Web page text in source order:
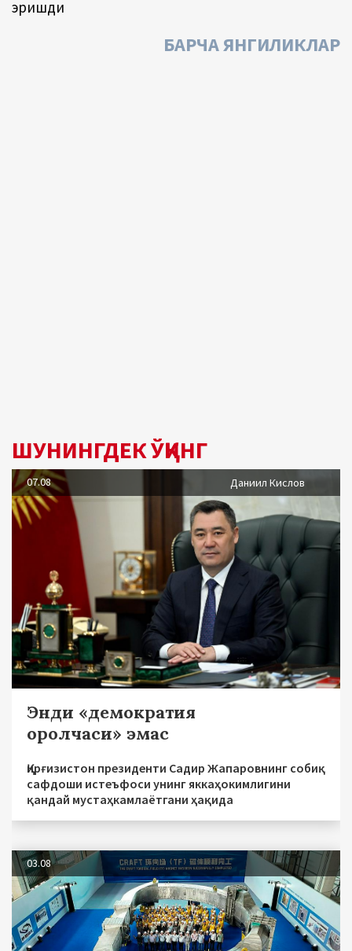
эришди
БАРЧА ЯНГИЛИКЛАР
ШУНИНГДЕК ЎҚИНГ
07.08 Даниил Кислов
Энди «демократия
оролчаси» эмас
Қирғизистон президенти Садир Жапаровнинг собиқ
сафдоши истеъфоси унинг яккаҳокимлигини
қандай мустаҳкамлаётгани ҳақида
03.08